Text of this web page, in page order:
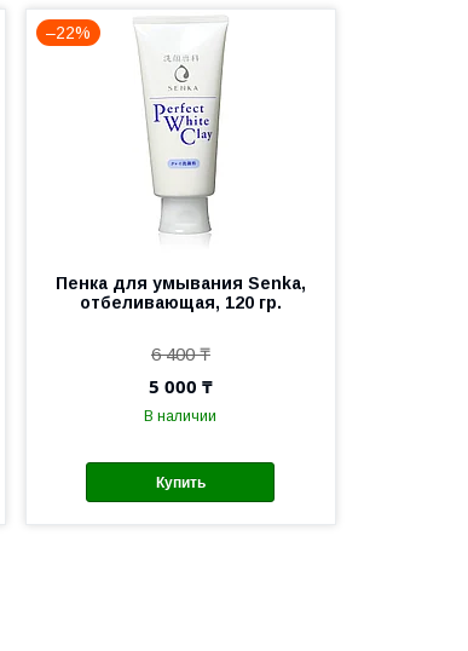
–22%
Пенка для умывания Senka,
отбеливающая, 120 гр.
6 400 ₸
5 000 ₸
В наличии
Купить